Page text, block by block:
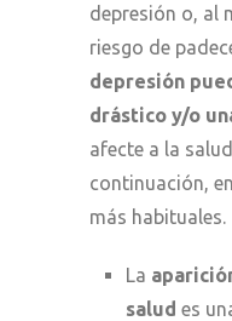
depresión o, al
riesgo de
depresión
drástico y/o
afecte a la
continuación,
más habituales.
La
salud es